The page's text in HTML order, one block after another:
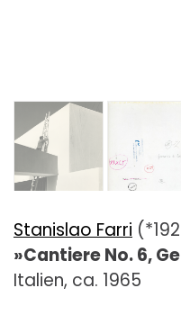
Stanislao Farri
»Cantiere No. 6,
Italien, ca. 1965